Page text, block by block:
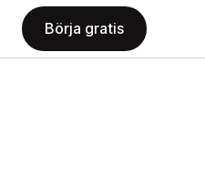
Börja gratis